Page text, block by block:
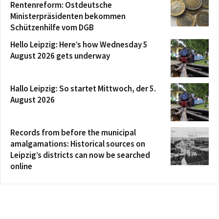
Rentenreform: Ostdeutsche
Ministerpräsidenten bekommen
Schützenhilfe vom DGB
Hello Leipzig: Here’s how Wednesday 5
August 2026 gets underway
Hallo Leipzig: So startet Mittwoch, der 5.
August 2026
Records from before the municipal
amalgamations: Historical sources on
Leipzig’s districts can now be searched
online